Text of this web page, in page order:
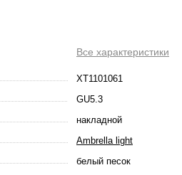
Все характеристики
XT1101061
GU5.3
накладной
Ambrella light
белый песок